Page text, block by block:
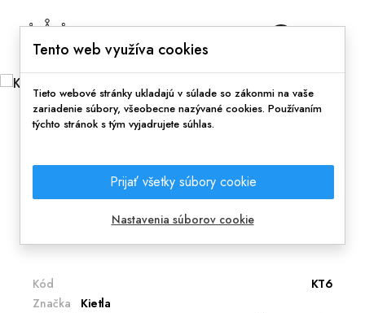
Domov Doplnky Okuliare Kietla
KiETLA slnečné okuliare OURS'ON (Silver
Brum-brum, krásne a zároveň funkčné detské
Kód
KT6
Značka
Kietla
Tento web využíva cookies
Tieto webové stránky ukladajú v súlade so zákonmi na vaše
zariadenie súbory, všeobecne nazývané cookies. Používaním
týchto stránok s tým vyjadrujete súhlas.
Prijať všetky súbory cookie
Nastavenia súborov cookie